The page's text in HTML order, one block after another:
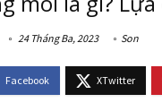
24 Tháng Ba, 2023 Son